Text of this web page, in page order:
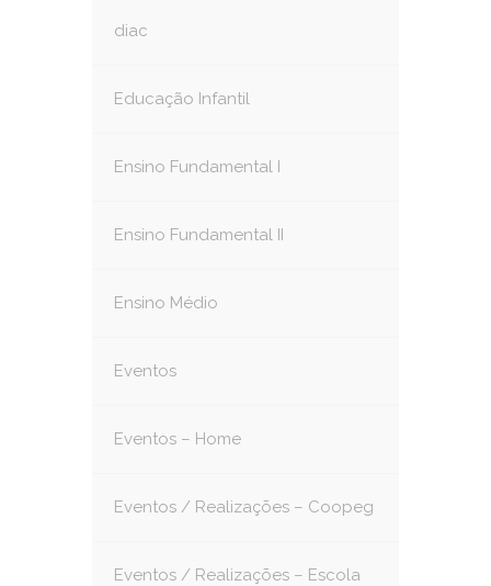
diac
Educação Infantil
Ensino Fundamental I
Ensino Fundamental II
Ensino Médio
Eventos
Eventos – Home
Eventos / Realizações – Coopeg
Eventos / Realizações – Escola